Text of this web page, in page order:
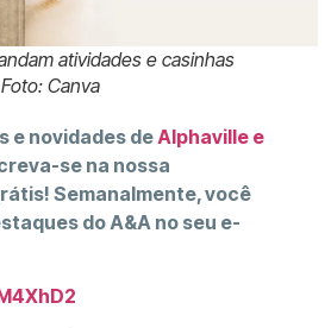
atividades e casinhas
Canva
e novidades deAlphaville e
se na nossa
Semanalmente, você
do A&A no seu e-